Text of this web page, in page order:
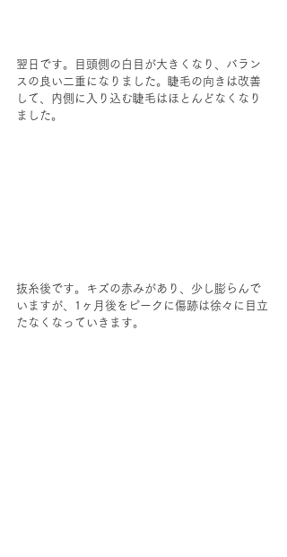
翌日です。目頭側の白目が大きくなり、バラン
スの良い二重になりました。睫毛の向きは改善
して、内側に入り込む睫毛はほとんどなくなり
ました。
抜糸後です。キズの赤みがあり、少し膨らんで
いますが、1ヶ月後をピークに傷跡は徐々に目立
たなくなっていきます。